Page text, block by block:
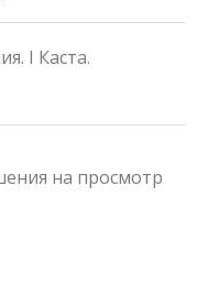
I Каста.
на просмотр